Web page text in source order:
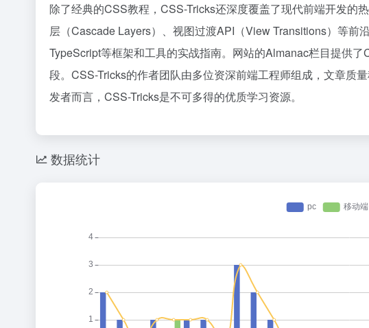
除了经典的CSS教程，CSS-Tricks还深度覆盖了现代前端开发的
层（Cascade Layers）、视图过渡API（View Transitions）等前
TypeScript等框架和工具的实战指南。网站的Almanac栏目提供
段。CSS-Tricks的作者团队由多位资深前端工程师组成，文章质
发者而言，CSS-Tricks是不可多得的优质学习资源。
数据统计